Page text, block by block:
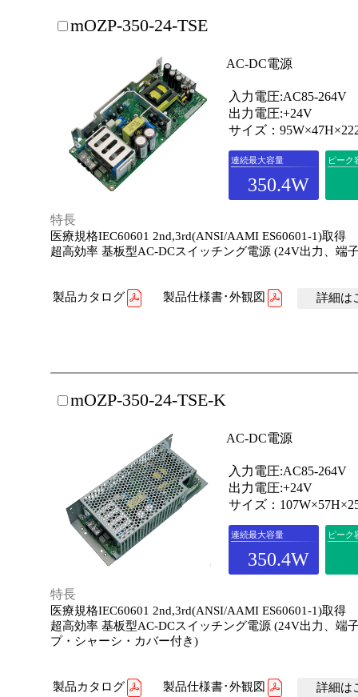
mOZP-350-24-TSE
AC-DC電源
入力電圧:AC85-264V
出力電圧:+24V
サイズ：
連続最大容量
350.4W
ピーク
特長
医療規格IEC60601 2nd,3rd(ANSI/AAMI ES60601-1)取得
超高効率 基板型AC-DCスイッチング電源 (24V出力、端
製品カタログ 製品仕様書･外観図 詳細は
mOZP-350-24-TSE-K
AC-DC電源
入力電圧:AC85-264V
出力電圧:+24V
サイズ：
連続最大容量
350.4W
ピーク
特長
医療規格IEC60601 2nd,3rd(ANSI/AAMI ES60601-1)取得
超高効率 基板型AC-DCスイッチング電源 (24V出力、端
プ・シャーシ・カバー付き)
製品カタログ 製品仕様書･外観図 詳細は